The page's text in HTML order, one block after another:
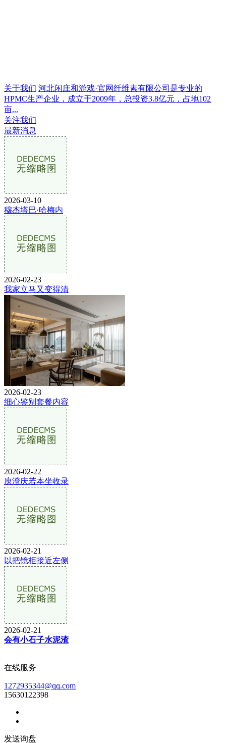
关于我们 河北闲庄和游戏·官网纤维素有限公司是专业的
HPMC生产企业，成立于2009年，总投资3.8亿元，占地102
亩...
关注我们
最新消息
2026-03-10
穆杰塔巴·哈梅内
2026-02-23
我家立马又变得清
2026-02-23
细心鉴别套餐内容
2026-02-22
庾澄庆若本坐收录
2026-02-21
以把镜柜接近左侧
2026-02-21
会有小石子水泥渣
在线服务
1272935344@qq.com
15630122398
发送询盘